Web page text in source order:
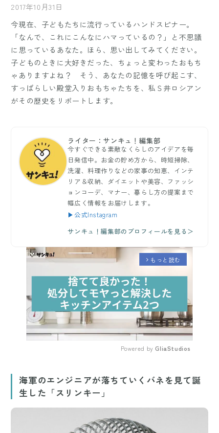
2017年10月31日
今現在、子どもたちに流行っているハンドスピナー。
「なんで、これにこんなにハマっているの？」と不思議
に思っているあなた。ほら、思い出してみてください。
子どものときに大好きだった、ちょっと変わったおもち
ゃありますよね？ そう、あなたの記憶を呼び起こす、
すっばらしい殿堂入りおもちゃたちを、私Ｓ井ロシアン
がその歴史をリポートします。
ライター：サンキュ！編集部
今すぐできる素敵なくらしのアイデアを毎
日発信中。お金の貯め方から、時短掃除、
洗濯、料理作りなどの家事の知恵、インテ
リア＆収納、ダイエットや美容、ファッシ
ョンコーデ、マナー、暮らし方の提案まで
幅広く情報をお届けします。
▶公式Instagram
サンキュ！編集部のプロフィールを見る＞
arrow_forward_ios もっと読む
Powered by GliaStudios
海軍のエンジニアが落ちていくバネを見て誕
生した「スリンキー」